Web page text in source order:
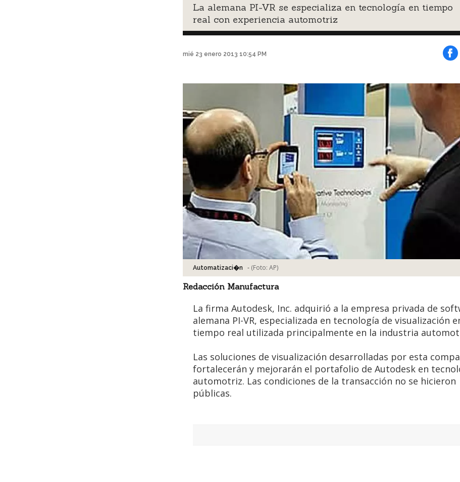
La alemana PI-VR se especializa en tecnología en tiempo
real con experiencia automotriz
mié 23 enero 2013 10:54 PM
Automatizaci�n - (Foto: AP)
Redacción Manufactura
La firma Autodesk, Inc. adquirió a la empresa privada de
alemana PI-VR, especializada en tecnología de visualización
tiempo real utilizada principalmente en la industria
Las soluciones de visualización desarrolladas por esta
fortalecerán y mejorarán el portafolio de Autodesk en
automotriz. Las condiciones de la transacción no se hicieron
públicas.